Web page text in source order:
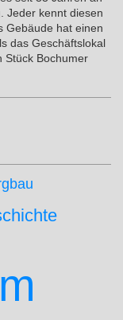
Jeder kennt diesen
Gebäude hat einen
das Geschäftslokal
Stück Bochumer